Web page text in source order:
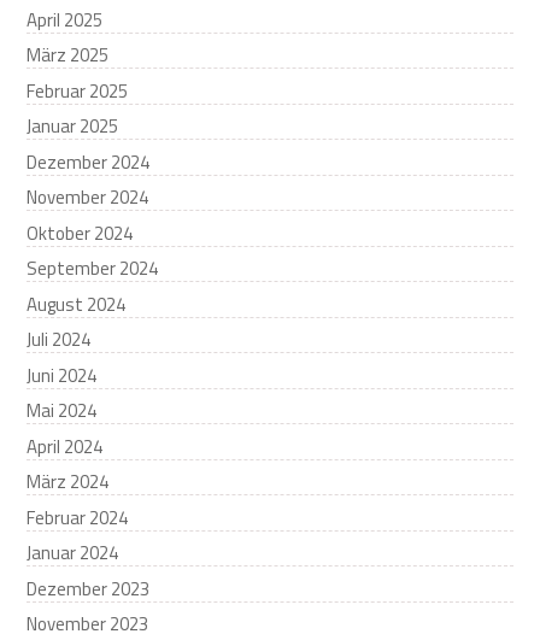
April 2025
März 2025
Februar 2025
Januar 2025
Dezember 2024
November 2024
Oktober 2024
September 2024
August 2024
Juli 2024
Juni 2024
Mai 2024
April 2024
März 2024
Februar 2024
Januar 2024
Dezember 2023
November 2023